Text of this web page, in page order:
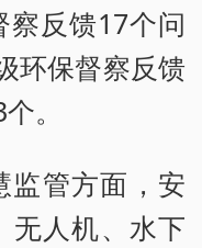
察反馈17个问
环保督察反馈
。
监管方面，安
无人机、水下